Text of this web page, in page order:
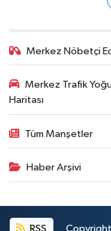
Merkez Nöbetçi
Merkez Trafik
Haritası
Tüm Manşetler
Haber Arşivi
RSS Copyright